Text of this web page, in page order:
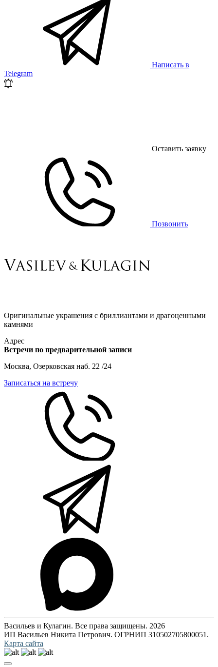
Написать в
Telegram
Оставить заявку
Позвонить
Оригинальные украшения с бриллиантами и драгоценными
камнями
Адрес
Встречи по предварительной записи
Москва, Озерковская наб. 22 /24
Записаться на встречу
Васильев и Кулагин. Все права защищены. 2026
ИП Васильев Никита Петрович. ОГРНИП 310502705800051.
Карта сайта